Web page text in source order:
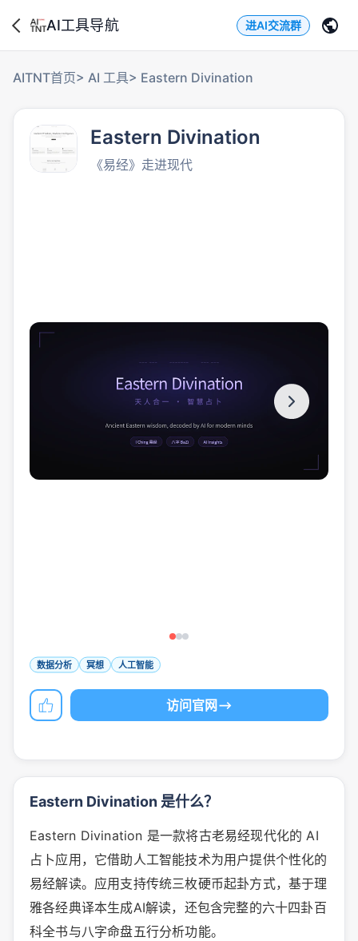
AI工具导航 进AI交流群
AITNT首页> AI 工具> Eastern Divination
Eastern Divination
《易经》走进现代
数据分析 冥想 人工智能
访问官网
Eastern Divination 是什么？
Eastern Divination 是一款将古老易经现代化的 AI
占卜应用，它借助人工智能技术为用户提供个性化的
易经解读。应用支持传统三枚硬币起卦方式，基于理
雅各经典译本生成AI解读，还包含完整的六十四卦百
科全书与八字命盘五行分析功能。